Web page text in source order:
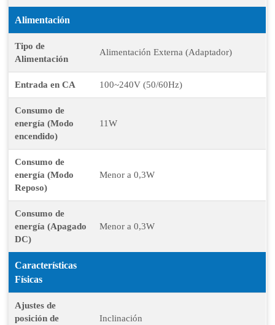
Alimentación
Tipo de
Alimentación
Alimentación Externa (Adaptador)
Entrada en CA 100~240V (50/60Hz)
Consumo de
energía (Modo
encendido)
11W
Consumo de
energía (Modo
Reposo)
Menor a 0,3W
Consumo de
energía (Apagado
DC)
Menor a 0,3W
Características
Físicas
Ajustes de
posición de
Inclinación